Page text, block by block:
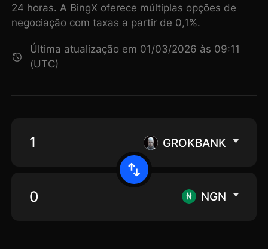
24 horas. A BingX oferece múltiplas opções de
negociação com taxas a partir de 0,1%.
Última atualização em 01/03/2026 às 09:11
(UTC)
GROKBANK
NGN